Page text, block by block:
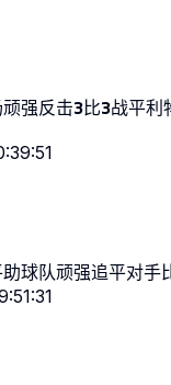
强反击3比3战平利
球队顽强追平对手